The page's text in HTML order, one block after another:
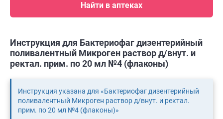
Найти в аптеках
Инструкция для Бактериофаг дизентерийный
поливалентный Микроген раствор д/внут. и
ректал. прим. по 20 мл №4 (флаконы)
Инструкция указана для «Бактериофаг дизентерийный
поливалентный Микроген раствор д/внут. и ректал.
прим. по 20 мл №4 (флаконы)»